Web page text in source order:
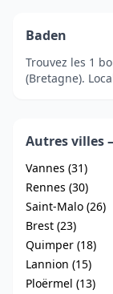
Baden
Trouvez les 1
(Bretagne).
Autres villes
Vannes (31)
Rennes (30)
Saint-Malo (26)
Brest (23)
Quimper (18)
Lannion (15)
Ploërmel (13)